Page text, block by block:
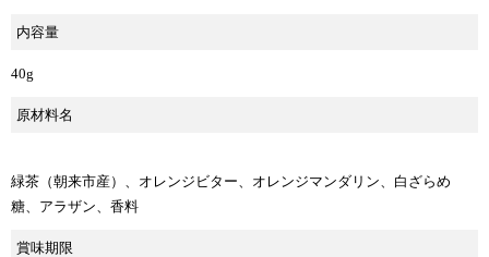
内容量
40g
原材料名
緑茶（朝来市産）、オレンジビター、オレンジマンダリン、白ざらめ
糖、アラザン、香料
賞味期限